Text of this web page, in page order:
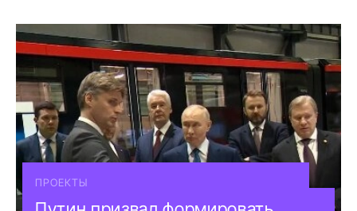
ПРОЕКТЫ